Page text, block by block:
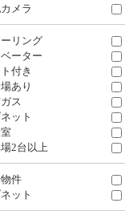
メラ
リング
ーター
付き
あり
ス
ット
2台以上
件
ット